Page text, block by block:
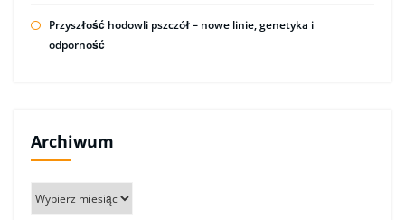
Przyszłość hodowli pszczół – nowe linie, genetyka i
odporność
Archiwum